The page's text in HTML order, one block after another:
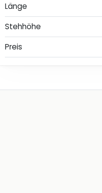
Länge
Stehhöhe
Preis